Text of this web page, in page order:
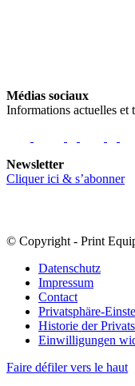
Médias sociaux
Informations actuelles et
Newsletter
Cliquer ici & s’abonner
© Copyright - Print
Datenschutz
Impressum
Contact
Privatsphäre-
Historie der
Einwilligungen
Faire défiler vers le haut